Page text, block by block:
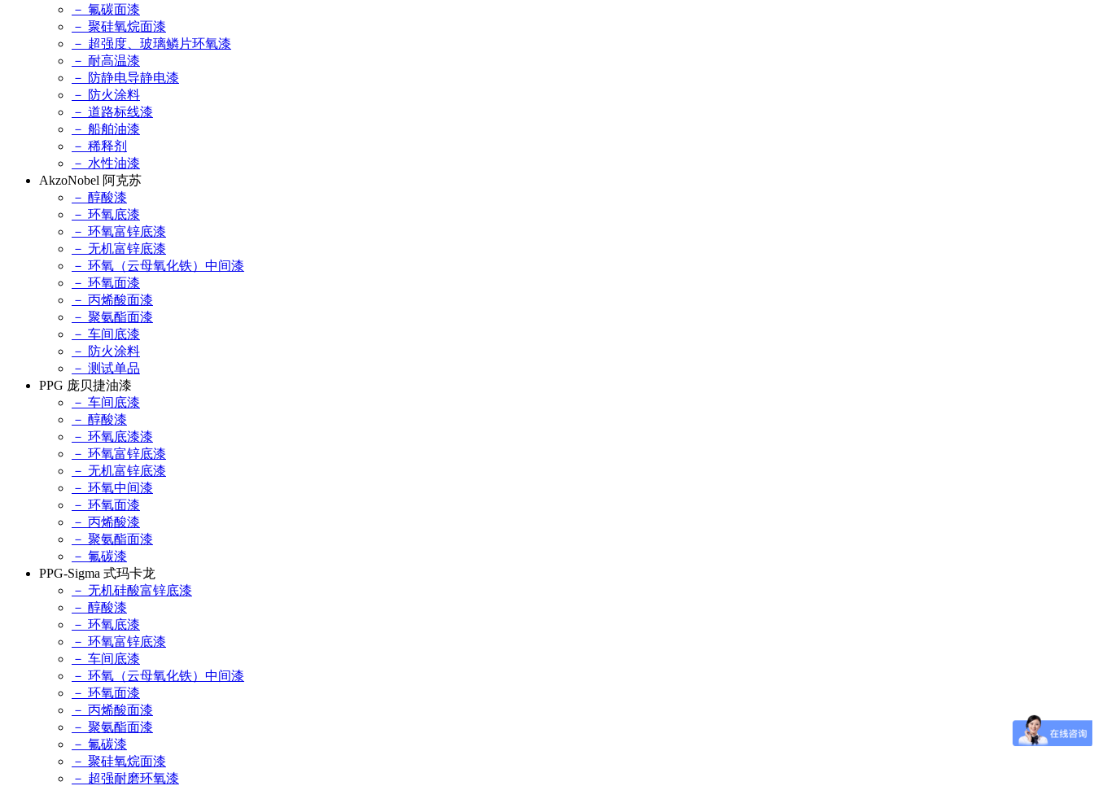
－ 氟碳面漆
－ 聚硅氧烷面漆
－ 超强度、玻璃鳞片环氧漆
－ 耐高温漆
－ 防静电导静电漆
－ 防火涂料
－ 道路标线漆
－ 船舶油漆
－ 稀释剂
－ 水性油漆
AkzoNobel 阿克苏
－ 醇酸漆
－ 环氧底漆
－ 环氧富锌底漆
－ 无机富锌底漆
－ 环氧（云母氧化铁）中间漆
－ 环氧面漆
－ 丙烯酸面漆
－ 聚氨酯面漆
－ 车间底漆
－ 防火涂料
－ 测试单品
PPG 庞贝捷油漆
－ 车间底漆
－ 醇酸漆
－ 环氧底漆漆
－ 环氧富锌底漆
－ 无机富锌底漆
－ 环氧中间漆
－ 环氧面漆
－ 丙烯酸漆
－ 聚氨酯面漆
－ 氟碳漆
PPG-Sigma 式玛卡龙
－ 无机硅酸富锌底漆
－ 醇酸漆
－ 环氧底漆
－ 环氧富锌底漆
－ 车间底漆
－ 环氧（云母氧化铁）中间漆
－ 环氧面漆
－ 丙烯酸面漆
－ 聚氨酯面漆
－ 氟碳漆
－ 聚硅氧烷面漆
－ 超强耐磨环氧漆